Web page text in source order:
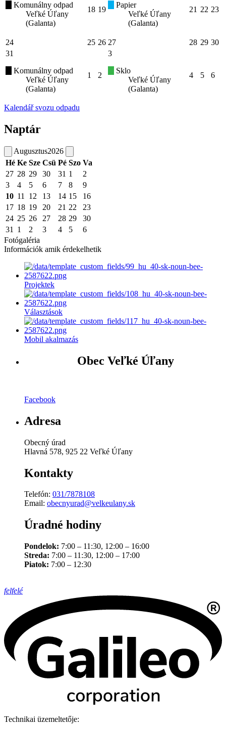
Komunálny odpad
Veľké Úľany
(Galanta)
18 19
Papier
Veľké Úľany
(Galanta)
21 22 23
24 25 26 27 28 29 30
31
Komunálny odpad
Veľké Úľany
(Galanta)
1 2
3
Sklo
Veľké Úľany
(Galanta)
4 5 6
Kalendář svozu odpadu
Naptár
Augusztus2026
Hé Ke Sze Csü Pé Szo Va
27 28 29 30 31 1
2
3
4 5 6 7 8
9
10 11 12 13 14 15
16
17 18 19 20 21 22
23
24 25 26 27 28 29
30
31
1 2 3 4 5
6
Fotógaléria
Információk amik érdekelhetik
Projektek
Választások
Mobil akalmazás
Obec Veľké Úľany
Facebook
Adresa
Obecný úrad
Hlavná 578, 925 22 Veľké Úľany
Kontakty
Telefón: 031/7878108
Email: obecnyurad@velkeulany.sk
Úradné hodiny
Pondelok: 7:00 – 11:30, 12:00 – 16:00
Streda: 7:00 – 11:30, 12:00 – 17:00
Piatok: 7:00 – 12:30
felfelé
Technikai üzemeltetője: